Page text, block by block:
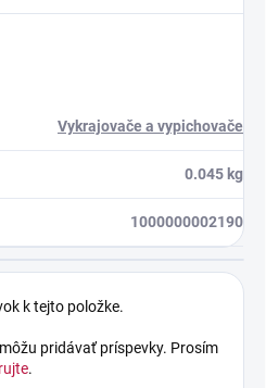
Vykrajovače a vypichovače
0.045 kg
1000000002190
k tejto položke.
pridávať príspevky. Prosím
.